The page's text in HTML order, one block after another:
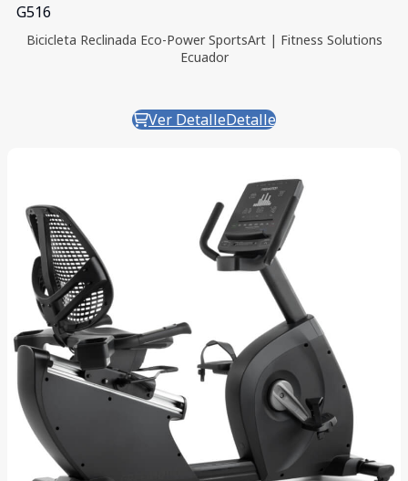
G516
Bicicleta Reclinada Eco-Power SportsArt | Fitness Solutions
Ecuador
Ver DetalleDetalle